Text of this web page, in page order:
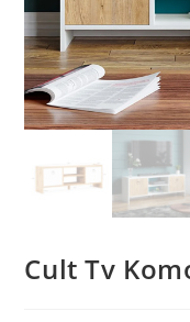
Cult Tv